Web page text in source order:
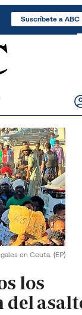
Suscríbete a ABC
en Ceuta. (EP)
los
del